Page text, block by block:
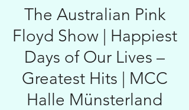
The Australian Pink
Floyd Show | Happiest
Days of Our Lives –
Greatest Hits | MCC
Halle Münsterland